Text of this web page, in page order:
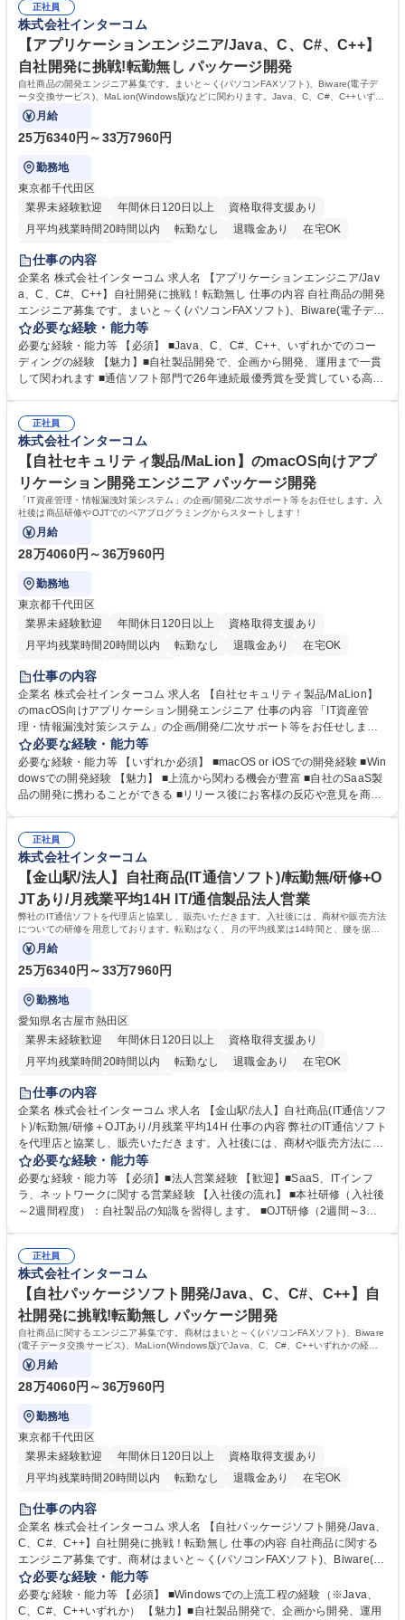
【金山駅/ITパッケージ提案】自社商品/転勤無し/研修＋OJTあり/月残業へ
近9H
格取得：業務に必要な「ITパスポート」「情報セキュリティマネジメン
ト」などの資格の受験料を会社が全額補助します。 学歴・資格 学歴：大
学 高専 短大 専修学校 高校 語学力： 資格：
正社員
株式会社インターコム
【アプリケーションエンジニア/Java、C、C#、C++】
自社開発に挑戦!転勤無し パッケージ開発
自社商品の開発エンジニア募集です。まいと～く(パソコンFAXソフト)、Biware(電子デ
ータ交換サービス)、MaLion(Windows版)などに関わります。Java、C、C#、C++いずれ
かのコーディング経験者を募集！転勤無し。
月給
25万6340円～33万7960円
勤務地
東京都千代田区
業界未経験歓迎
年間休日120日以上
資格取得支援あり
月平均残業時間20時間以内
転勤なし 退職金あり
在宅OK
完全週休2日制
仕事の内容
企業名 株式会社インターコム 求人名 【アプリケーションエンジニア/Jav
a、C、C#、C++】自社開発に挑戦！転勤無し 仕事の内容 自社商品の開発
エンジニア募集です。まいと～く(パソコンFAXソフト)、Biware(電子デー
タ交換サービス)、MaLion(Windows版)などに関わります。Java、C、C
#、C++いずれかのコーディング経験者を募集！転勤無し。 ■新機能の要
件定義/設計/開発/テスト ■不具合修正、アップデート作業 ■担当製品のお
客様からの質問に関する調査(2次サポート) ■担当サービスの運用(運用環
リケーションエンジニア/Java、C、C#、C++】自社開発に挑戦！転勤無
し
必要な経験・能力等
必要な経験・能力等 【必須】 ■Java、C、C#、C++、いずれかでのコー
ディングの経験 【魅力】■自社製品開発で、企画から開発、運用まで一貫
して関われます ■通信ソフト部門で26年連続最優秀賞を受賞している高品
3日在宅勤務可能。出社時は時差出勤も利用できます ■グループ内の各チ
ーム人数：配属グループにより異なるが5～10名ほど 学歴・資格 学歴：大
学院 大学 短大 専修学校 高校 語学力： 資格：
正社員
株式会社インターコム
【自社セキュリティ製品/MaLion】のmacOS向けアプ
リケーション開発エンジニア パッケージ開発
「IT資産管理・情報漏洩対策システム」の企画/開発/二次サポート等をお任せします。入
社後は商品研修やOJTでのペアプログラミングからスタートします！
月給
28万4060円～36万960円
勤務地
東京都千代田区
業界未経験歓迎
年間休日120日以上
資格取得支援あり
月平均残業時間20時間以内
転勤なし 退職金あり
在宅OK
完全週休2日制
仕事の内容
企業名 株式会社インターコム 求人名 【自社セキュリティ製品/MaLion】
のmacOS向けアプリケーション開発エンジニア 仕事の内容 「IT資産管
理・情報漏洩対策システム」の企画/開発/二次サポート等をお任せしま
す。入社後は商品研修やOJTでのペアプログラミングからスタートしま
す！ 【具体的な業務】 ■新機能の企画、要件定義、設計、開発、テスト ■
既存商品の機能追加と不具合修正 ■お客様からの質問に関する調査（２次
サポート） ■運用（環境構築、障害対応等） (配属後は商品研修やOJT担当
必要な経験・能力等
必要な経験・能力等 【いずれか必須】 ■macOS or iOSでの開発経験 ■Win
dowsでの開発経験 【魅力】 ■上流から関わる機会が豊富 ■自社のSaaS製
品の開発に携わることができる ■リリース後にお客様の反応や意見を商品
歴：大学院 大学 高専 短大 高校 語学力： 資格：
正社員
株式会社インターコム
【金山駅/法人】自社商品(IT通信ソフト)/転勤無/研修+O
JTあり/月残業平均14H IT/通信製品法人営業
弊社のIT通信ソフトを代理店と協業し、販売いただきます。入社後には、商材や販売方法
についての研修を用意しております。転勤はなく、月の平均残業は14時間と、腰を据え
て働ける環境です。
月給
25万6340円～33万7960円
勤務地
愛知県名古屋市熱田区
業界未経験歓迎
年間休日120日以上
資格取得支援あり
月平均残業時間20時間以内
転勤なし 退職金あり
在宅OK
完全週休2日制
仕事の内容
企業名 株式会社インターコム 求人名 【金山駅/法人】自社商品(IT通信ソフ
ト)/転勤無/研修＋OJTあり/月残業平均14H 仕事の内容 弊社のIT通信ソフト
を代理店と協業し、販売いただきます。入社後には、商材や販売方法につ
いての研修を用意しております。転勤はなく、月の平均残業は14時間と、
腰を据えて働ける環境です。 ＜具体的な内容＞ ■お客様から代理店に問い
合わせ→提案、という形がメインです。 ■販売代理店へのフォロー・支
援：代理店がお客様へスムーズに提案できるよう、製品勉強会の実施や商
【金山駅/法人】自社商品(IT通信ソフト)/転勤無/研修＋OJTあり/月残業平
均14H
必要な経験・能力等
必要な経験・能力等 【必須】■法人営業経験 【歓迎】■SaaS、ITインフ
ラ、ネットワークに関する営業経験 【入社後の流れ】 ■本社研修（入社後
～2週間程度）：自社製品の知識を習得します。 ■OJT研修（2週間～3か
ュリティマネジメント」などの資格の受験料を会社が全額補助します。 学
歴・資格 学歴：大学 高専 短大 専修学校 高校 語学力： 資格：
正社員
株式会社インターコム
【自社パッケージソフト開発/Java、C、C#、C++】自
社開発に挑戦!転勤無し パッケージ開発
自社商品に関するエンジニア募集です。商材はまいと～く(パソコンFAXソフト)、Biware
(電子データ交換サービス)、MaLion(Windows版)でJava、C、C#、C++いずれかの経験
を生かせます。残業平均9H、転勤無し！
月給
28万4060円～36万960円
勤務地
東京都千代田区
業界未経験歓迎
年間休日120日以上
資格取得支援あり
月平均残業時間20時間以内
転勤なし 退職金あり
在宅OK
完全週休2日制
仕事の内容
企業名 株式会社インターコム 求人名 【自社パッケージソフト開発/Java、
C、C#、C++】自社開発に挑戦！転勤無し 仕事の内容 自社商品に関する
エンジニア募集です。商材はまいと～く(パソコンFAXソフト)、Biware(電
子データ交換サービス)、MaLion(Windows版)でJava、C、C#、C++いず
れかの経験を生かせます。残業平均9H、転勤無し！ ■新機能の要件定義/
設計/開発/テスト ■不具合修正、アップデート作業 ■担当製品のお客様から
必要な経験・能力等
必要な経験・能力等 【必須】 ■Windowsでの上流工程の経験（※Java、
C、C#、C++いずれか） 【魅力】■自社製品開発で、企画から開発、運用